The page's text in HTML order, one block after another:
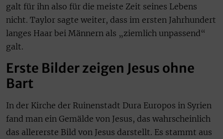
galt für ihn also für die meiste Zeit seines Lebens
nicht. Taylor sagte weiter, dass im ersten Jahrhundert
langes Haar bei Männern als „ziemlich unpassend“
galt.
Erste Bilder zeigen Jesus ohne
Bart
In der Kirche der Ruinenstadt Dura Europos in Syrien
fand man ein Gemälde von Jesus, das wahrscheinlich
das allererste Bild von Jesus darstellt. Es stammt aus